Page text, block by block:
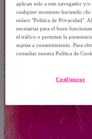
aplican solo a este navegador y/
cualquier momento haciendo clic
enlace "Política de Privacidad".
necesarias para el buen
el tráfico o permiten la
sujetas a consentimiento. Para
consultar nuestra Política de
Configurar